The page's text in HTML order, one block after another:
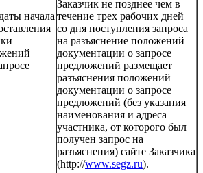
начала
Заказчик не позднее чем в
течение трех рабочих дней
со дня поступления запроса
на разъяснение положений
документации о запросе
предложений размещает
разъяснения положений
документации о запросе
предложений (без указания
наименования и адреса
участника, от которого был
получен запрос на
разъяснения) сайте Заказчика
(http://www.segz.ru).